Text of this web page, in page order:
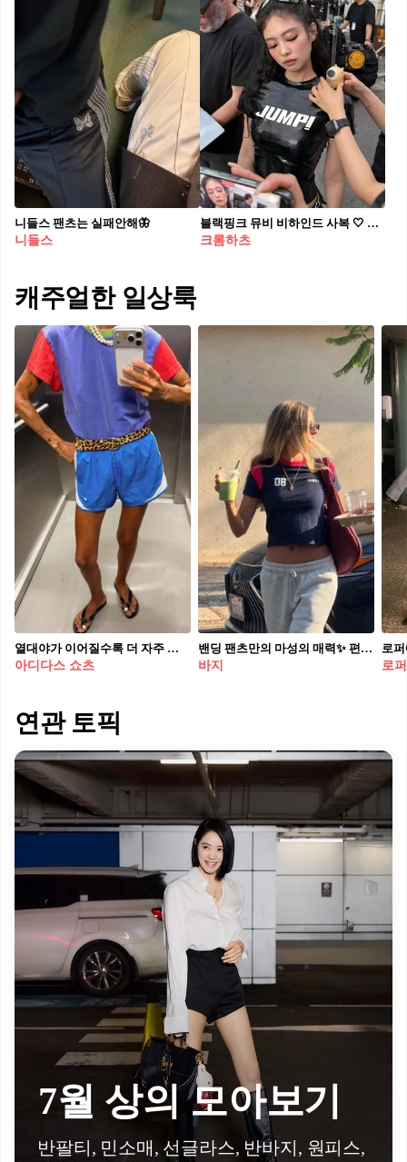
니들스 팬츠는 실패안해🦋
니들스
블랙핑크 뮤비 비하인드 사복 🤍 편해서 더 따라 하고 싶은 제니의 트레이닝 룩✨ 제니의 뮤비 비하인드 속 착장 아이템들, 지금 확인해보세요. 1. 생긴스튜디오 우먼 셔링 리벳 윈드브레이커, 20만 원대 별 모양 리벳 장식과 사이드 셔링 디테일로 실루엣 조절이 가능한 디자인입니다. 제니는 같은 컬러감의 팬츠와 매치해 통일감 있는 톤온톤으로 스타일링했습니다. 2. 히스테릭 글래머 본 투 루즈 집 후드, 40만 원대 히스테릭 글래머 후드는 전면에 심플한 로고와 후면에는 과감한 그래픽이 특징으로 그레이 컬러의 트레이닝 쇼츠를 매치해 캐주얼하고 스트릿한 무드로 스타일링했습니다. 3. 보디 크루 쇼츠, 60만 원대 배색 파이핑 라인과 로고 자수가 더해진 그레이 쇼츠에 메탈릭한 하이힐을 매치해 캐주얼한 팬츠와 글램한 슈즈로 꾸안꾸 스타일을 완성했습니다.
크롬하츠
캐주얼한 일상룩
열대야가 이어질수록 더 자주 손이 가는 아이템 스포티한 무드에 셔츠, 벨트, 주얼리만 더해도 운동복이 아닌 스트리트 룩으로 완성✨ 올여름 하나쯤은 꼭 도전해볼 트렌드
아디다스 쇼츠
밴딩 팬츠만의 마성의 매력✨ 편하지만 엣지 살려주는 밴딩 팬츠🩳 원마일웨어템으로 제격
바지
로
로퍼
연관 토픽
7월 상의 모아보기
반팔티, 민소매, 선글라스, 반바지, 원피스,